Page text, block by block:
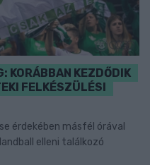
KORÁBBAN KEZDŐDIK
FELKÉSZÜLÉSI
érdekében másfél órával
elleni találkozó